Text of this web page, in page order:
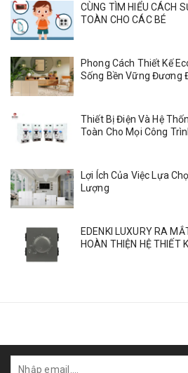
CÙNG TÌM HIỂU CÁCH
TOÀN CHO CÁC BÉ
Phong Cách Thiết Kế
Sống Bền Vững Đương
Thiết Bị Điện Và Hệ
Toàn Cho Mọi Công
Lợi Ích Của Việc Lựa
Lượng
EDENKI LUXURY RA
HOÀN THIỆN HỆ THIẾT